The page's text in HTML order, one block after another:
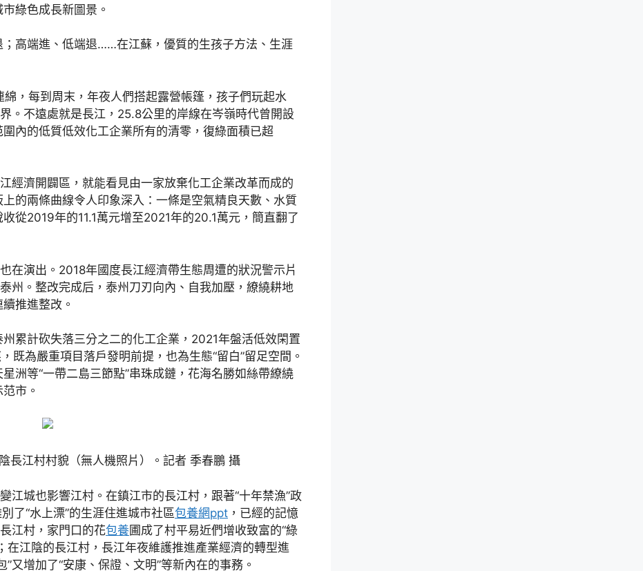
綠色成長新圖景。
高端進、低端退……在江蘇，優質的生孩子方法、生涯
，每到周末，年夜人們搭起露營帳篷，孩子們玩起水
。不遠處就是長江，25.8公里的岸線在岑嶺時代曾開設
內的低質低效化工企業所有的清零，復綠面積已超
經濟開闢區，就能看見由一家放棄化工企業改革而成的
的兩條曲線令人印象深入：一條是空氣精良天數、水質
從2019年的11.1萬元增至2021年的20.1萬元，簡直翻了
在演出。2018年國度長江經濟帶生態周遭的狀況警示片
州。整改完成后，泰州刀刃向內、自我加壓，繚繞耕地
推進整改。
累計砍失落三分之二的化工企業，2021年盤活低效閑置
既為嚴重項目落戶發明前提，也為生態“留白”留足空間。
洲等“一帶二島三節點”串珠成鏈，花海名勝如絲帶繚繞
市。
長江村村貌（無人機照片）。記者 季春鵬 攝
江城也影響江村。在鎮江市的長江村，跟著“十年禁漁”政
了“水上漂”的生涯住進城市社區包養網ppt ，已經的記憶
江村，家門口的花包養圃成了村平易近們增收致富的“綠
在江陰的長江村，長江年夜維護推進產業經濟的轉型進
又增加了“安康、保證、文明”等新內在的事務。